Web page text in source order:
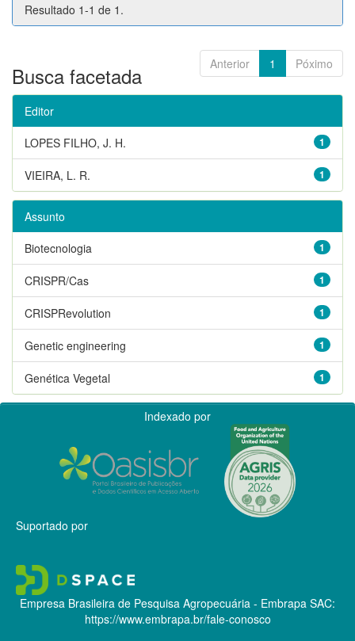
Resultado 1-1 de 1.
Anterior 1 Póximo
Busca facetada
Editor
1
LOPES FILHO, J. H.
1
VIEIRA, L. R.
Assunto
1
Biotecnologia
1
CRISPR/Cas
1
CRISPRevolution
1
Genetic engineering
1
Genética Vegetal
Indexado por
Suportado por
Empresa Brasileira de Pesquisa Agropecuária - Embrapa SAC:
https://www.embrapa.br/fale-conosco